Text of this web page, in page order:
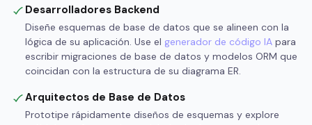
Desarrolladores Backend
Diseñe esquemas de base de datos que se alineen con la
lógica de su aplicación. Use el generador de código IA para
escribir migraciones de base de datos y modelos ORM que
coincidan con la estructura de su diagrama ER.
Arquitectos de Base de Datos
Prototipe rápidamente diseños de esquemas y explore